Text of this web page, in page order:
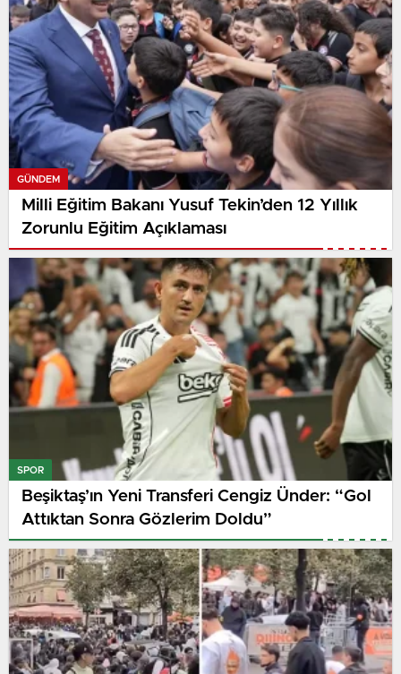
GÜNDEM
Milli Eğitim Bakanı Yusuf Tekin’den 12 Yıllık
Zorunlu Eğitim Açıklaması
SPOR
Beşiktaş’ın Yeni Transferi Cengiz Ünder: “Gol
Attıktan Sonra Gözlerim Doldu”